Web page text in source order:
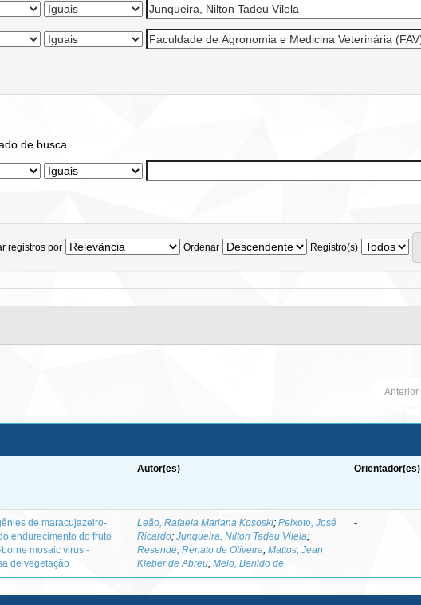
de busca.
registros por Ordenar Registro(s)
Anterior
Autor(es) Orientador(es)
de maracujazeiro-
endurecimento do fruto
mosaic virus -
de vegetação
Leão, Rafaela Mariana Kososki;Peixoto, José
Ricardo;Junqueira, Nilton Tadeu Vilela;
Resende, Renato de Oliveira;Mattos, Jean
Kleber de Abreu;Melo, Berildo de
-